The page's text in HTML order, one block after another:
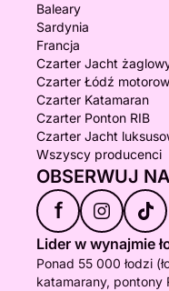
Baleary
Sardynia
Francja
Czarter Jacht
Czarter Łódź
Czarter Katamaran
Czarter Ponton RIB
Czarter Jacht
Wszyscy producenci
OBSERWUJ
f
Lider w wynajmie
Ponad 55 000 łodzi
katamarany, pontony